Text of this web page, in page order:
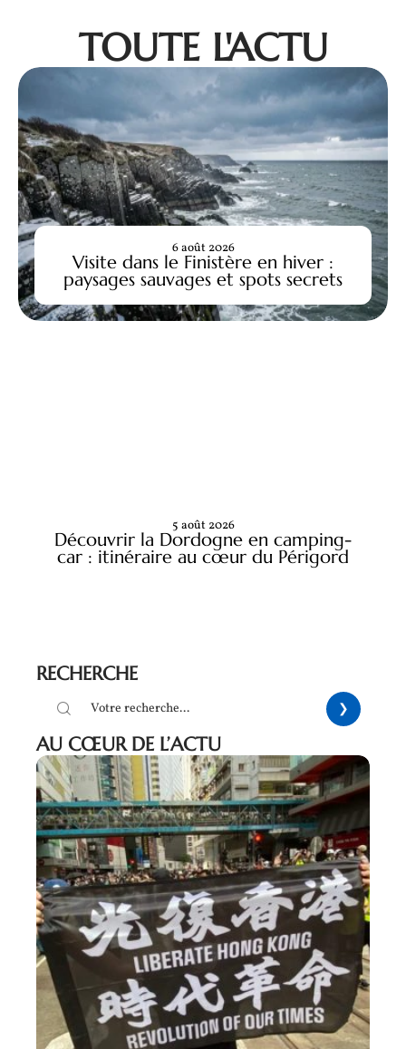
TOUTE L'ACTU
Visite dans le Finistère en hiver :
paysages sauvages et spots secrets
6 août 2026
Découvrir la Dordogne en camping-
car : itinéraire au cœur du Périgord
5 août 2026
RECHERCHE
AU CŒUR DE L’ACTU